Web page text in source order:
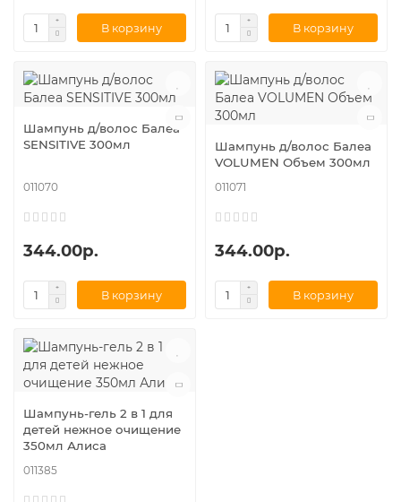
В корзину В корзину
Шампунь д/волос Балеа
SENSITIVE 300мл
011070
344.00р.
В корзину
Шампунь д/волос Балеа
VOLUMEN Объем 300мл
011071
344.00р.
В корзину
Шампунь-гель 2 в 1 для
детей нежное очищение
350мл Алиса
011385